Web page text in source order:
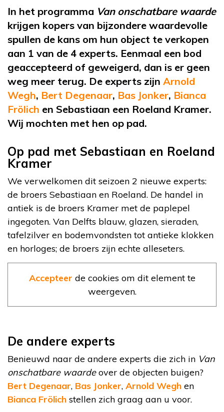
In het programma Van onschatbare waarde
krijgen kopers van bijzondere waardevolle
spullen de kans om hun object te verkopen
aan 1 van de 4 experts. Eenmaal een bod
geaccepteerd of geweigerd, dan is er geen
weg meer terug. De experts zijn Arnold
Wegh, Bert Degenaar, Bas Jonker, Bianca
Frölich en Sebastiaan een Roeland Kramer.
Wij mochten met hen op pad.
Op pad met Sebastiaan en Roeland
Kramer
We verwelkomen dit seizoen 2 nieuwe experts:
de broers Sebastiaan en Roeland. De handel in
antiek is de broers Kramer met de paplepel
ingegoten. Van Delfts blauw, glazen, sieraden,
tafelzilver en bodemvondsten tot antieke klokken
en horloges; de broers zijn echte alleseters.
Accepteer de cookies om dit element te
weergeven.
De andere experts
Benieuwd naar de andere experts die zich in Van
onschatbare waardeover de objecten buigen?
Bert Degenaar, Bas Jonker, Arnold Wegh en
Bianca Frölich stellen zich graag aan u voor.